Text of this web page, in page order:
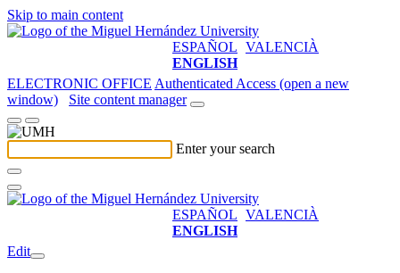
Skip to main content
ESPAÑOL VALENCIÀ
ENGLISH
ELECTRONIC OFFICE Authenticated Access (open a new
window)
Site content manager
Enter your search
ESPAÑOL VALENCIÀ
ENGLISH
Edit